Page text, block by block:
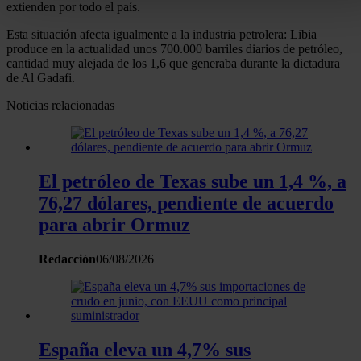
Obtenga más información sobre cómo se procesan sus
personales y establezca sus preferencias en la sección de
datos. Puede cambiar o retirar su consentimiento en
momento en la Declaración de cookies.
Las cookies de este sitio web se usan para personalizar el
contenido y los anuncios, ofrecer funciones de redes
analizar el tráfico. Además, compartimos información sobre
sociales, publicidad y análisis web, quienes pueden
con otra información que les haya proporcionado o que
recopilado a partir del uso que haya hecho de sus servicios.
extienden por todo el país.
Esta situación afecta igualmente a la industria petrolera: Libia
produce en la actualidad unos 700.000 barriles diarios de petróleo,
cantidad muy alejada de los 1,6 que generaba durante la dictadura
de Al Gadafi.
Noticias relacionadas
El petróleo de Texas sube un 1,4 %, a
76,27 dólares, pendiente de acuerdo
para abrir Ormuz
Redacción06/08/2026
España eleva un 4,7% sus